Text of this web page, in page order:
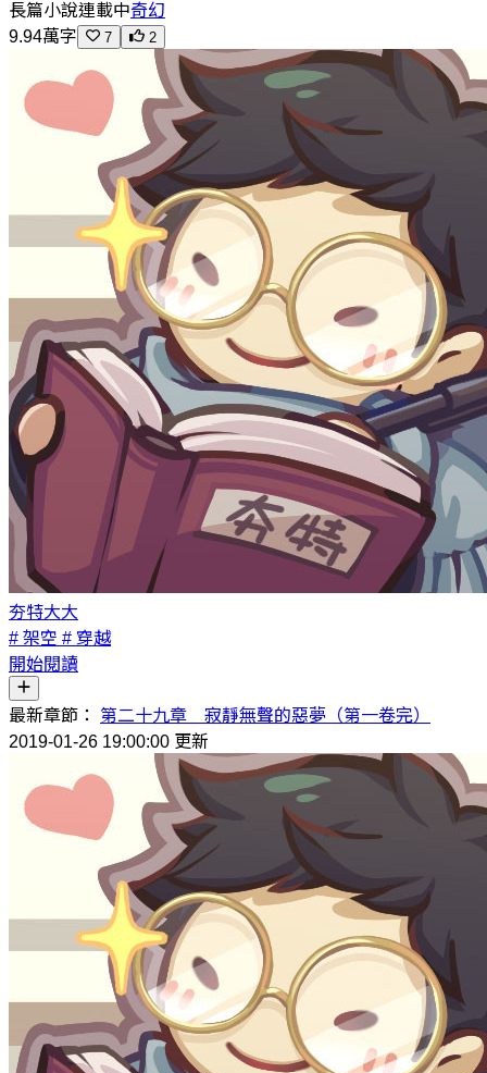
長篇小說連載中奇幻
9.94萬字
7 2
夯特大大
# 架空 # 穿越
開始閱讀
最新章節： 第二十九章 寂靜無聲的惡夢（第一卷完）
2019-01-26 19:00:00 更新